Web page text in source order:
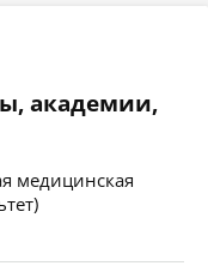
академии,
медицинская